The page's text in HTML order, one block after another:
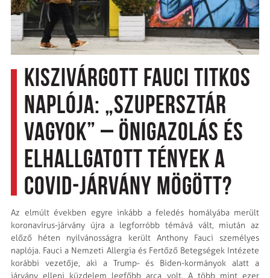
Kiszivárgott Fauci titkos
naplója: „Szupersztár
vagyok” – Önigazolás és
elhallgatott tények a
Covid-járvány mögött?
Az elmúlt években egyre inkább a feledés homályába merült
koronavírus-járvány újra a legforróbb témává vált, miután az
előző héten nyilvánosságra került Anthony Fauci személyes
naplója. Fauci a Nemzeti Allergia és Fertőző Betegségek Intézete
korábbi vezetője, aki a Trump- és Biden-kormányok alatt a